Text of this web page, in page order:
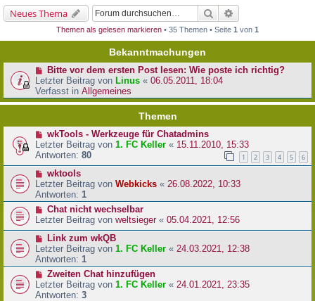
e
Neues Thema Suche
Themen als gelesen markieren • 35 Themen • Seite 1 von 1
Bekanntmachungen
Bitte vor dem ersten Post lesen: Wie poste ich richtig?
Letzter Beitrag von Linus « 06.05.2011, 18:04
Verfasst in Allgemeines
Themen
wkTools - Werkzeuge für Chatadmins
Letzter Beitrag von 1. FC Keller « 15.11.2010, 15:33
Antworten: 80 1 2 3 4 5 6
wktools
Letzter Beitrag von Webkicks « 26.08.2022, 10:33
Antworten: 1
Chat nicht wechselbar
Letzter Beitrag von weltsieger« 05.04.2021, 12:56
Link zum wkQB
Letzter Beitrag von 1. FC Keller « 24.03.2021, 12:38
Antworten: 1
Zweiten Chat hinzufügen
Letzter Beitrag von 1. FC Keller « 24.01.2021, 23:35
Antworten: 3